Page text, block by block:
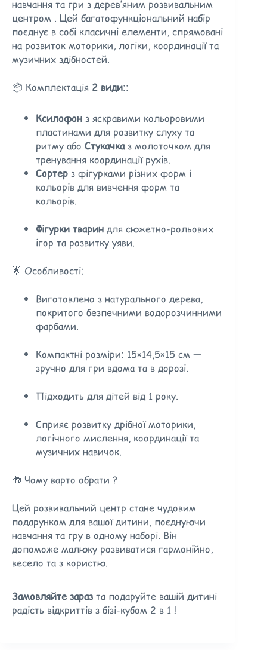
навчання та гри з дерев’яним розвивальним
центром . Цей багатофункціональний набір
поєднує в собі класичні елементи, спрямовані
на розвиток моторики, логіки, координації та
музичних здібностей.
📦 Комплектація 2 види::
Ксилофон з яскравими кольоровими
пластинами для розвитку слуху та
ритму або Стукачказ молоточком для
тренування координації рухів.
Сортер з фігурками різних форм і
кольорів для вивчення форм та
кольорів.
Фігурки тварин для сюжетно-рольових
ігор та розвитку уяви.
🌟 Особливості:
Виготовлено з натурального дерева,
покритого безпечними водорозчинними
фарбами.
Компактні розміри: 15×14,5×15 см —
зручно для гри вдома та в дорозі.
Підходить для дітей від 1 року.
Сприяє розвитку дрібної моторики,
логічного мислення, координації та
музичних навичок.
🎁 Чому варто обрати ?
Цей розвивальний центр стане чудовим
подарунком для вашої дитини, поєднуючи
навчання та гру в одному наборі. Він
допоможе малюку розвиватися гармонійно,
весело та з користю.
Замовляйте зараз та подаруйте вашій дитині
радість відкриттів з бізі-кубом 2 в 1 !